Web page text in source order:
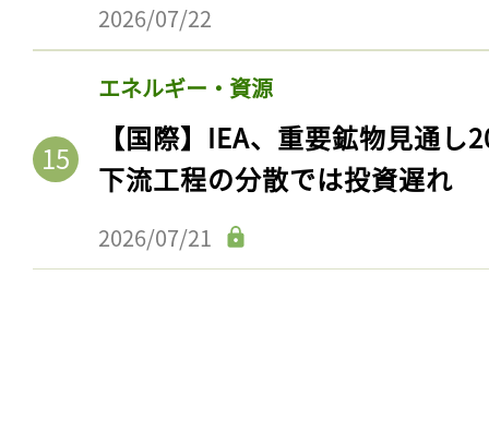
2026/07/22
エネルギー・資源
【国際】IEA、重要鉱物見通
下流工程の分散では投資遅れ
2026/07/21